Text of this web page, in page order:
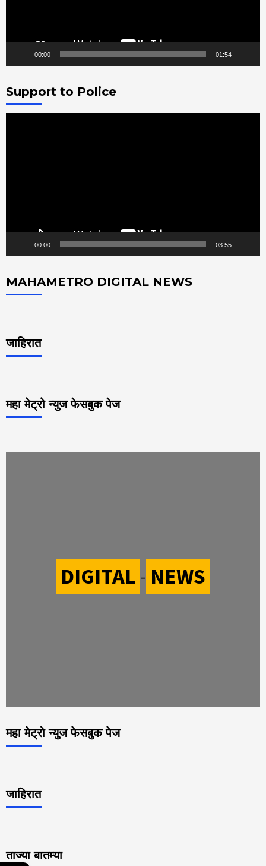
00:00 01:54
Support to Police
00:00 03:55
MAHAMETRO DIGITAL NEWS
जाहिरात
महा मेट्रो न्युज फेसबुक पेज
DIGITAL - NEWS
महा मेट्रो न्युज फेसबुक पेज
जाहिरात
ताज्या बातम्या